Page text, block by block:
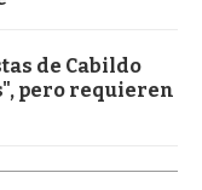
de Cabildo
pero requieren